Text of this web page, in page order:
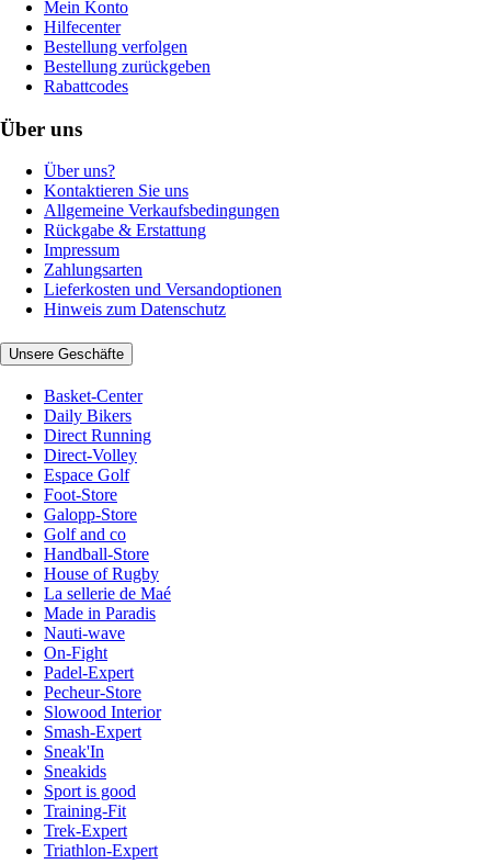
Mein Konto
Hilfecenter
Bestellung verfolgen
Bestellung zurückgeben
Rabattcodes
Über uns
Über uns?
Kontaktieren Sie uns
Allgemeine Verkaufsbedingungen
Rückgabe & Erstattung
Impressum
Zahlungsarten
Lieferkosten und Versandoptionen
Hinweis zum Datenschutz
Unsere Geschäfte
Basket-Center
Daily Bikers
Direct Running
Direct-Volley
Espace Golf
Foot-Store
Galopp-Store
Golf and co
Handball-Store
House of Rugby
La sellerie de Maé
Made in Paradis
Nauti-wave
On-Fight
Padel-Expert
Pecheur-Store
Slowood Interior
Smash-Expert
Sneak'In
Sneakids
Sport is good
Training-Fit
Trek-Expert
Triathlon-Expert